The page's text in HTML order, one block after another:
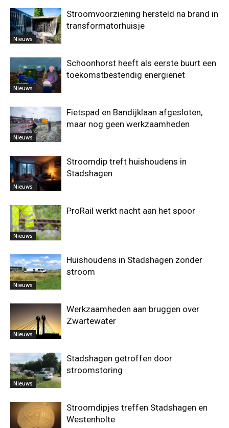
Nieuws
Stroomvoorziening hersteld na brand in
transformatorhuisje
Nieuws
Schoonhorst heeft als eerste buurt een
toekomstbestendig energienet
Nieuws
Fietspad en Bandijklaan afgesloten,
maar nog geen werkzaamheden
Nieuws
Stroomdip treft huishoudens in
Stadshagen
Nieuws
ProRail werkt nacht aan het spoor
Nieuws
Huishoudens in Stadshagen zonder
stroom
Nieuws
Werkzaamheden aan bruggen over
Zwartewater
Nieuws
Stadshagen getroffen door
stroomstoring
Stroomdipjes treffen Stadshagen en
Westenholte